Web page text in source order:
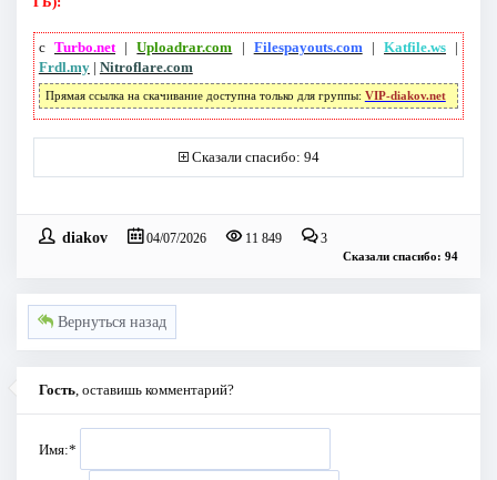
с Turbo.net|Uploadrar.com | Filespayouts.com|Katfile.ws |
Frdl.my| Nitroflare.com
Прямая ссылка на скачивание доступна только для группы: VIP-diakov.net
Сказали спасибо: 94
diakov 04/07/2026 11 849 3
Сказали спасибо: 94
Вернуться назад
Гость, оставишь комментарий?
Имя:*